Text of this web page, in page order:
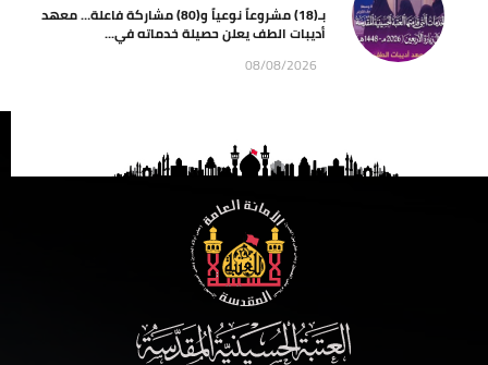
بـ(18) مشروعاً نوعياً و(80) مشاركة فاعلة… معهد
أديبات الطف يعلن حصيلة خدماته في...
08/08/2026